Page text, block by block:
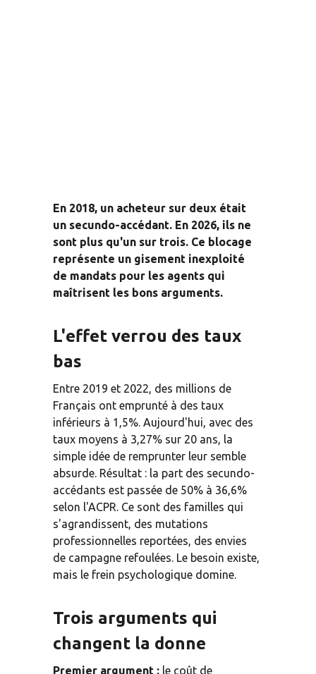
En 2018, un acheteur sur deux était
un secundo-accédant. En 2026, ils ne
sont plus qu'un sur trois. Ce blocage
représente un gisement inexploité
de mandats pour les agents qui
maîtrisent les bons arguments.
L'effet verrou des taux
bas
Entre 2019 et 2022, des millions de
Français ont emprunté à des taux
inférieurs à 1,5%. Aujourd'hui, avec des
taux moyens à 3,27% sur 20 ans, la
simple idée de remprunter leur semble
absurde. Résultat : la part des secundo-
accédants est passée de 50% à 36,6%
selon l'ACPR. Ce sont des familles qui
s'agrandissent, des mutations
professionnelles reportées, des envies
de campagne refoulées. Le besoin existe,
mais le frein psychologique domine.
Trois arguments qui
changent la donne
Premier argument : le coût de